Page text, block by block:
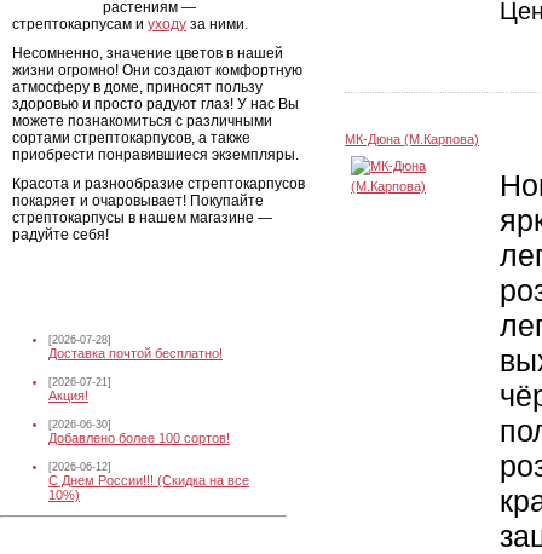
растениям —
стрептокарпусам и уходу за ними.
Несомненно, значение цветов в нашей
жизни огромно! Они создают комфортную
атмосферу в доме, приносят пользу
здоровью и просто радуют глаз! У нас Вы
можете познакомиться с различными
сортами стрептокарпусов, а также
приобрести понравившиеся экземпляры.
Красота и разнообразие стрептокарпусов
покаряет и очаровывает! Покупайте
стрептокарпусы в нашем магазине —
радуйте себя!
[2026-07-28]
Доставка почтой бесплатно!
[2026-07-21]
Акция!
[2026-06-30]
Добавлено более 100 сортов!
[2026-06-12]
С Днем России!!! (Скидка на все
10%)
МК-Дюна (М.Карпова)